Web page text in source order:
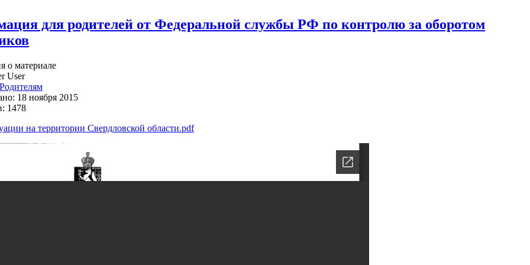
для родителей от Федеральной службы РФ по контролю за оборотом
о материале
User
Родителям
18 ноября 2015
1478
на территории Свердловской области.pdf